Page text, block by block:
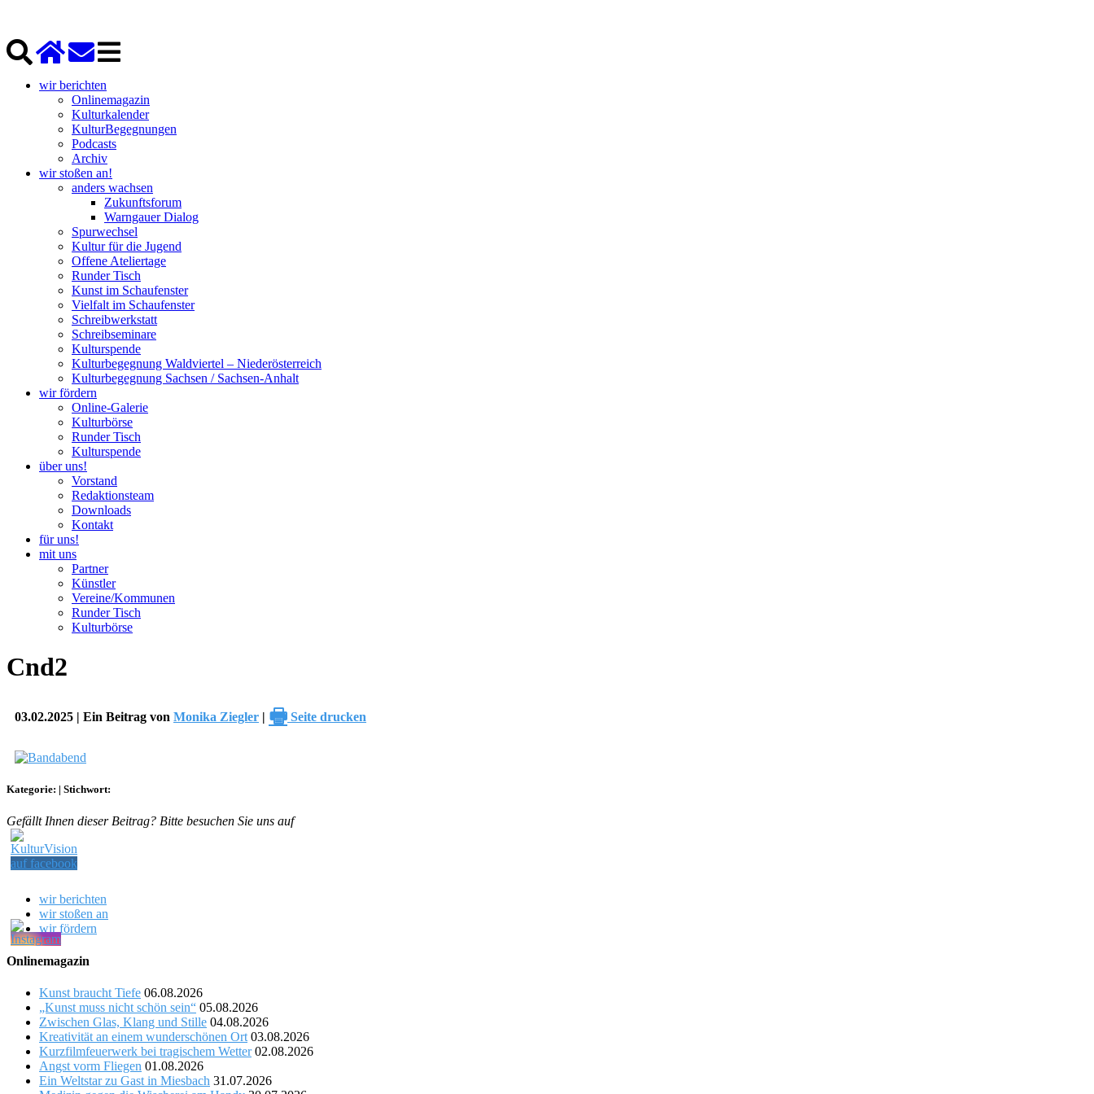
wir berichten
Onlinemagazin
Kulturkalender
KulturBegegnungen
Podcasts
Archiv
wir stoßen an!
anders wachsen
Zukunftsforum
Warngauer Dialog
Spurwechsel
Kultur für die Jugend
Offene Ateliertage
Runder Tisch
Kunst im Schaufenster
Vielfalt im Schaufenster
Schreibwerkstatt
Schreibseminare
Kulturspende
Kulturbegegnung Waldviertel – Niederösterreich
Kulturbegegnung Sachsen / Sachsen-Anhalt
wir fördern
Online-Galerie
Kulturbörse
Runder Tisch
Kulturspende
über uns!
Vorstand
Redaktionsteam
Downloads
Kontakt
für uns!
mit uns
Partner
Künstler
Vereine/Kommunen
Runder Tisch
Kulturbörse
Cnd2
03.02.2025 | Ein Beitrag von Monika Ziegler | 🖶 Seite drucken
Kategorie: | Stichwort:
Gefällt Ihnen dieser Beitrag? Bitte besuchen Sie uns auf
wir berichten
wir stoßen an
wir fördern
Onlinemagazin
Kunst braucht Tiefe 06.08.2026
„Kunst muss nicht schön sein“ 05.08.2026
Zwischen Glas, Klang und Stille 04.08.2026
Kreativität an einem wunderschönen Ort 03.08.2026
Kurzfilmfeuerwerk bei tragischem Wetter 02.08.2026
Angst vorm Fliegen 01.08.2026
Ein Weltstar zu Gast in Miesbach 31.07.2026